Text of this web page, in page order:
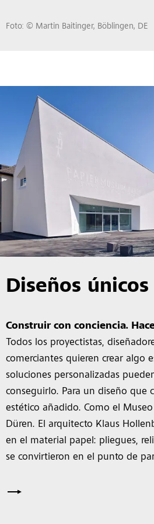
Foto: © Martin Baitinger, Böblingen, DE
Diseños únicos
Construir con conciencia.
Todos los proyectistas,
comerciantes quieren crear algo
soluciones personalizadas
conseguirlo. Para un diseño que
estético añadido. Como el
Düren. El arquitecto Klaus
en el material papel: pliegues,
se convirtieron en el punto de